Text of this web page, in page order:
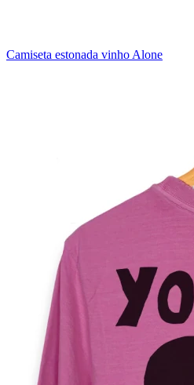
Camiseta estonada vinho Alone